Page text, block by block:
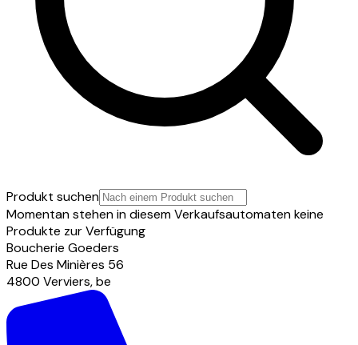
Produkt suchen
Momentan stehen in diesem Verkaufsautomaten keine
Produkte zur Verfügung
Boucherie Goeders
Rue Des Minières 56
4800 Verviers,be